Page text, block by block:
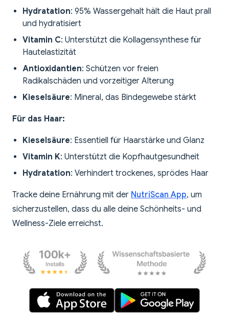
Hydratation: 95% Wassergehalt hält die Haut prall
und hydratisiert
Vitamin C: Unterstützt die Kollagensynthese für
Hautelastizität
Antioxidantien: Schützen vor freien
Radikalschäden und vorzeitiger Alterung
Kieselsäure: Mineral, das Bindegewebe stärkt
Für das Haar:
Kieselsäure: Essentiell für Haarstärke und Glanz
Vitamin K: Unterstützt die Kopfhautgesundheit
Hydratation: Verhindert trockenes, sprödes Haar
Tracke deine Ernährung mit der NutriScan App, um
sicherzustellen, dass du alle deine Schönheits- und
Wellness-Ziele erreichst.